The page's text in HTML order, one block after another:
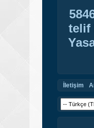
telif
İletişim